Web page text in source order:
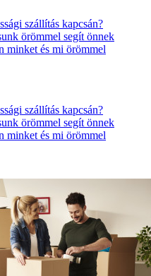
szállítás kapcsán?
örömmel segít önnek
minket és mi örömmel
szállítás kapcsán?
örömmel segít önnek
minket és mi örömmel